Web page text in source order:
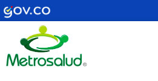
Ir
al
contenido